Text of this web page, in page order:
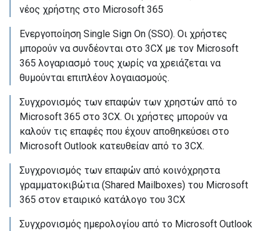
νέος χρήστης στο Microsoft 365
Ενεργοποίηση Single Sign On (SSO). Οι χρήστες
μπορούν να συνδέονται στο 3CX με τον Microsoft
365 λογαριασμό τους χωρίς να χρειάζεται να
θυμούνται επιπλέον λογαιασμούς.
Συγχρονισμός των επαφών των χρηστών από το
Microsoft 365 στο 3CX. Οι χρήστες μπορούν να
καλούν τις επαφές που έχουν αποθηκεύσει στο
Microsoft Outlook κατευθείαν από το 3CX.
Συγχρονισμός των επαφών από κοινόχρηστα
γραμματοκιβώτια (Shared Mailboxes) του Microsoft
365 στον εταιρικό κατάλογο του 3CX
Συγχρονισμός ημερολογίου από το Microsoft Outlook